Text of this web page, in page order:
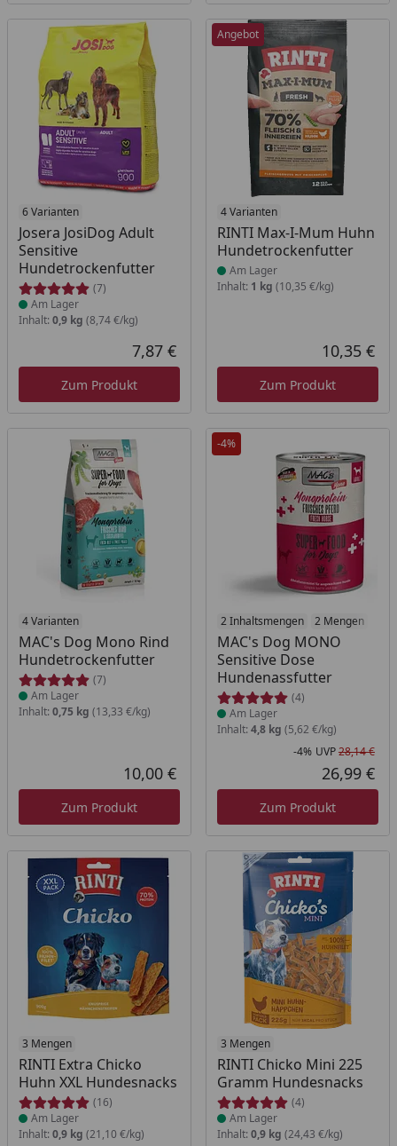
6 Varianten
Josera JosiDog Adult
Sensitive
Hundetrockenfutter
(7)
Produkt am Lager
Am Lager
Inhalt: 0,9 kg (8,74 €/kg)
Aktueller Preis
7,87 €
Zum Produkt
Angebot
4 Varianten
RINTI Max-I-Mum Huhn
Hundetrockenfutter
Produkt am Lager
Am Lager
Inhalt: 1 kg (10,35 €/kg)
10,35 €
Zum Produkt
4 Varianten
MAC's Dog Mono Rind
Hundetrockenfutter
(7)
Produkt am Lager
Am Lager
Inhalt: 0,75 kg (13,33 €/kg)
Aktueller Preis
10,00 €
Zum Produkt
-4%
2 Inhaltsmengen 2 Mengen
MAC's Dog MONO
Sensitive Dose
Hundenassfutter
(4)
Produkt am Lager
Am Lager
Inhalt: 4,8 kg (5,62 €/kg)
-4% UVP28,14 €
26,99 €
Zum Produkt
3 Mengen
RINTI Extra Chicko
Huhn XXL Hundesnacks
(16)
Produkt am Lager
Am Lager
Inhalt: 0,9 kg (21,10 €/kg)
3 Mengen
RINTI Chicko Mini 225
Gramm Hundesnacks
(4)
Produkt am Lager
Am Lager
Inhalt: 0,9 kg (24,43 €/kg)